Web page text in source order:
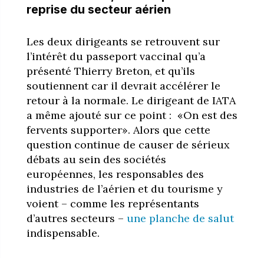
reprise du secteur aérien
Les deux dirigeants se retrouvent sur
l’intérêt du passeport vaccinal qu’a
présenté Thierry Breton, et qu’ils
soutiennent car il devrait accélérer le
retour à la normale. Le dirigeant de IATA
a même ajouté sur ce point : «On est des
fervents supporter». Alors que cette
question continue de causer de sérieux
débats au sein des sociétés
européennes, les responsables des
industries de l’aérien et du tourisme y
voient – comme les représentants
d’autres secteurs – une planche de salut
indispensable.